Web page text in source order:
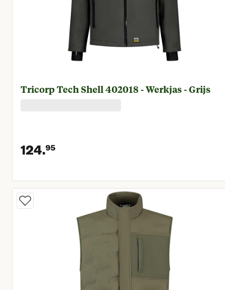
Tricorp Tech Shell 402018 - Werkjas - Grijs
124.95
Huidige prijs € 124,95